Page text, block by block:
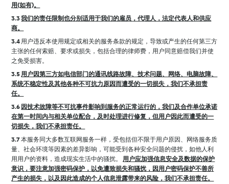
用(如有)。
3.3我们的责任限制也分别适用于我们的雇员，代理人，法定代表人和供应
商。
3.4 用户违反本使用规定或相关的服务条款的规定，导致或产生的任何第三方
主张的任何索赔、要求或损失，包括合理的律师费，用户同意赔偿我们并使
之免受损害。
3.5 用户因第三方如电信部门的通讯线路故障、技术问题、网络、电脑故障、
系统不稳定性及其他各种不可抗力原因而遭受的一切损失，我们不承担责
任。
3.6 因技术故障等不可抗事件影响到服务的正常运行的，我们及合作单位承诺
在第一时间内与相关单位配合，及时处理进行修复，但用户因此而遭受的一
切损失，我们不承担责任。
3.7本服务同大多数互联网服务一样，受包括但不限于用户原因、网络服务质
量、社会环境等因素的差异影响，可能受到各种安全问题的侵扰，如他人利
用用户的资料，造成现实生活中的骚扰。 用户应加强信息安全及数据的保护
意识，要注意加强密码保护，以免遭致损失和骚扰，因用户密码保护不善所
产生的损失，以及因此造成的个人信息泄露带来的风险，我们不承担责任。